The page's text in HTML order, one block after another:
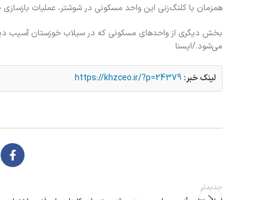
همزمان با کلنگ‌زنی این واحد مسکونی در شوشتر، عملیات بازسازی حدود ۳ هزار واحد مسکونی در سراسر استان
بخش دیگری از واحدهای مسکونی که در سیلاب خوزستان آسیب
می‌شود./ایسنا
لینک خبر: https://khzceo.ir/?p=24379
جدیدتر